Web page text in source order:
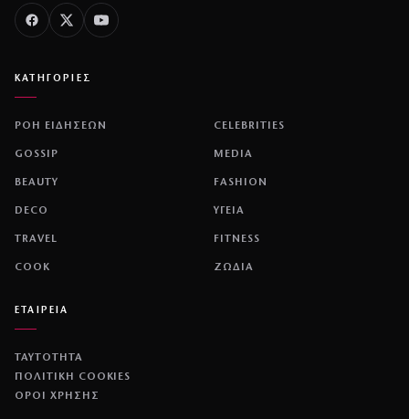
ΚΑΤΗΓΟΡΙΕΣ
ΡΟΗ ΕΙΔΗΣΕΩΝ CELEBRITIES
GOSSIP MEDIA
BEAUTY FASHION
DECO ΥΓΕΙΑ
TRAVEL FITNESS
COOK ΖΩΔΙΑ
ΕΤΑΙΡΕΙΑ
ΤΑΥΤΟΤΗΤΑ
ΠΟΛΙΤΙΚΉ COOKIES
ΌΡΟΙ ΧΡΉΣΗΣ